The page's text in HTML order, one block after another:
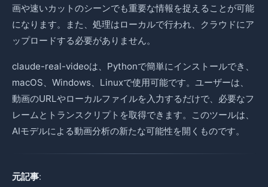
画や速いカットのシーンでも重要な情報を捉えることが可能
になります。また、処理はローカルで行われ、クラウドにア
ップロードする必要がありません。
claude-real-videoは、Pythonで簡単にインストールでき、
macOS、Windows、Linuxで使用可能です。ユーザーは、
動画のURLやローカルファイルを入力するだけで、必要なフ
レームとトランスクリプトを取得できます。このツールは、
AIモデルによる動画分析の新たな可能性を開くものです。
元記事: